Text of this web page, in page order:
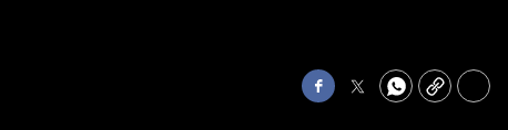
FacebookTwitterWhatsApp
Copy Print